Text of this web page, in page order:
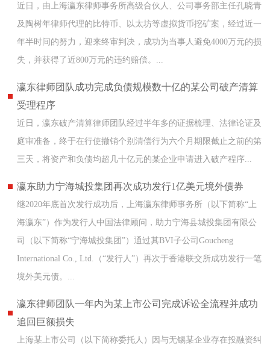
近日，由上海瀛东律师事务所高级合伙人、公司事务部主任孔晓青
及陶树年律师代理的比特币、以太坊等虚拟货币挖矿案，经过近一
年半时间的努力，迎来终审判决，成功为当事人避免4000万元的损
失，并获得了近800万元的违约赔偿。...
瀛东律师团队成功完成负债规模数十亿的某公司破产清算
受理程序
近日，瀛东破产清算律师团队经过半年多的证据梳理、法律论证及
庭审准备，终于在行使撤销个别清偿行为六个月期限截止之前的第
三天，将资产和负债均超几十亿元的某企业申请进入破产程序...
瀛东助力宁海城投集团再次成功发行1亿美元境外债券
继2020年底首次发行成功后，上海瀛东律师事务所（以下简称“上
海瀛东”）作为发行人中国法律顾问，助力宁海县城投集团有限公
司（以下简称“宁海城投集团”）通过其BVI子公司Goucheng
International Co., Ltd.（“发行人”）再次于香港联交所成功发行一笔
境外美元债。...
瀛东律师团队一年内为某上市公司完成诉讼全流程并成功
追回巨额损失
上海某上市公司（以下简称委托人）因与无锡某企业存在投融资纠